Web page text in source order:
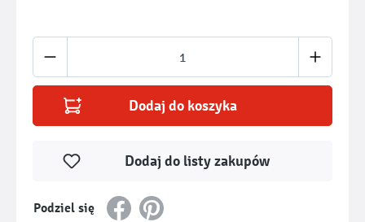
Ilość produktu: Wprowadź żądaną ilość
Dodaj do koszyka
Podziel się
Dodaj do listy zakupów